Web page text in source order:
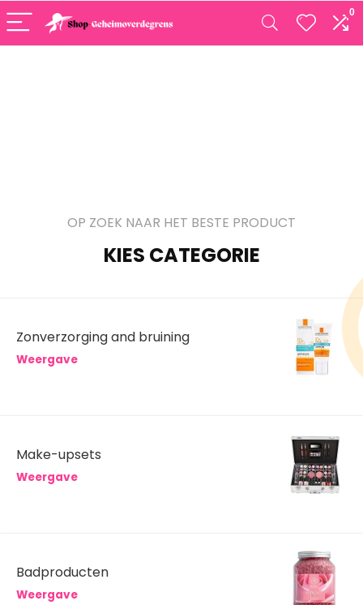
0
OP ZOEK NAAR HET BESTE PRODUCT
KIES CATEGORIE
Zonverzorging and bruining
Weergave
Make-upsets
Weergave
Badproducten
Weergave